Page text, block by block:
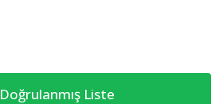
Doğrulanmış Liste